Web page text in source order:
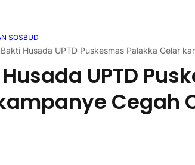
SOSBUD
Husada UPTD Puskesmas Palakka Gelar
UPTD
Cegah